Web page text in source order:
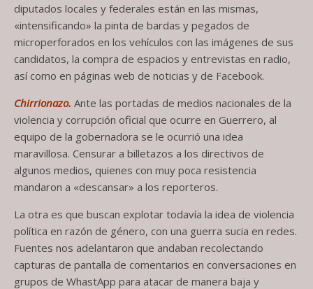
diputados locales y federales están en las mismas,
«intensificando» la pinta de bardas y pegados de
microperforados en los vehículos con las imágenes de sus
candidatos, la compra de espacios y entrevistas en radio,
así como en páginas web de noticias y de Facebook.
Chirrionazo. Ante las portadas de medios nacionales de la
violencia y corrupción oficial que ocurre en Guerrero, al
equipo de la gobernadora se le ocurrió una idea
maravillosa. Censurar a billetazos a los directivos de
algunos medios, quienes con muy poca resistencia
mandaron a «descansar» a los reporteros.
La otra es que buscan explotar todavía la idea de violencia
política en razón de género, con una guerra sucia en redes.
Fuentes nos adelantaron que andaban recolectando
capturas de pantalla de comentarios en conversaciones en
grupos de WhastApp para atacar de manera baja y